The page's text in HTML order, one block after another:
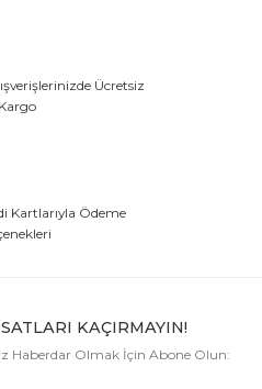
Ücretsiz
Kargo
Kartlarıyla Ödeme
KAÇIRMAYIN!
Haberdar Olmak İçin Abone Olun: